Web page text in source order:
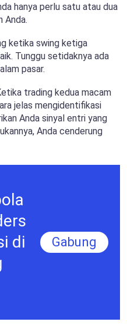
hanya perlu satu atau dua
Anda.
ketika swing ketiga
Tunggu setidaknya ada
pasar.
trading kedua macam
jelas mengidentifikasi
Anda sinyal entri yang
Anda cenderung
di
Gabung